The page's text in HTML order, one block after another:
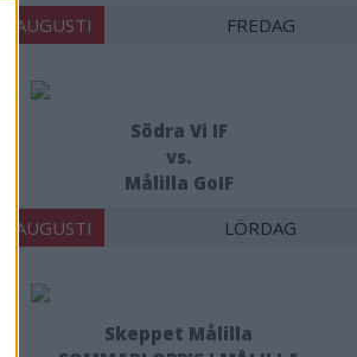
14 AUGUSTI FREDAG
Södra Vi IF
vs.
Målilla GoIF
15 AUGUSTI LÖRDAG
Skeppet Målilla